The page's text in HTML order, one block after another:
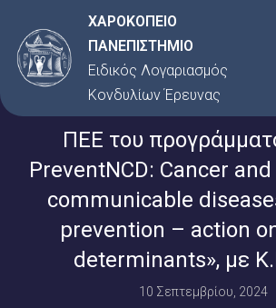
στο
περιεχόμενο
ΧΑΡΟΚΟΠΕΙΟ
ΠΑΝΕΠΙΣΤΗΜΙΟ
Ειδικός Λογαριασμός
Κονδυλίων Έρευνας
ΠΕΕ του
PreventNCD: Cancer
communicable
prevention – action
determinants», με
10 Σεπτεμβρίου, 2024